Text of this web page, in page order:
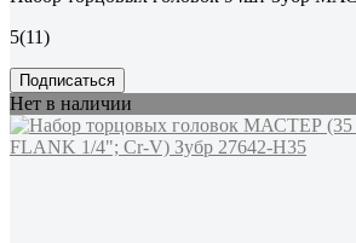
5(11)
Подписаться
Нет в наличии